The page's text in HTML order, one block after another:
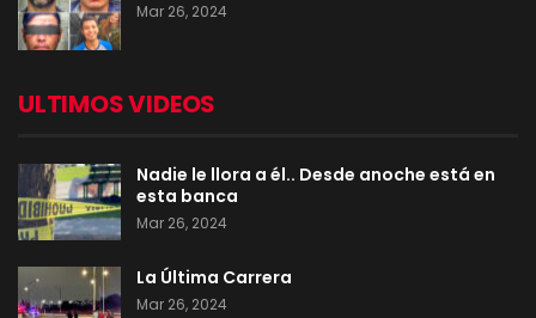
Mar 26, 2024
ULTIMOS VIDEOS
Nadie le llora a él.. Desde anoche está en
esta banca
Mar 26, 2024
La Última Carrera
Mar 26, 2024